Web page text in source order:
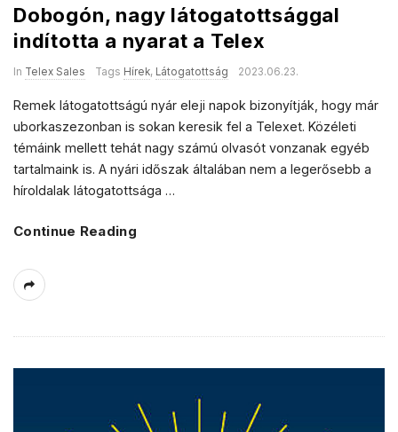
Dobogón, nagy látogatottsággal
indította a nyarat a Telex
In Telex Sales Tags Hírek, Látogatottság 2023.06.23.
Remek látogatottságú nyár eleji napok bizonyítják, hogy már
uborkaszezonban is sokan keresik fel a Telexet. Közéleti
témáink mellett tehát nagy számú olvasót vonzanak egyéb
tartalmaink is. A nyári időszak általában nem a legerősebb a
híroldalak látogatottsága …
Continue Reading